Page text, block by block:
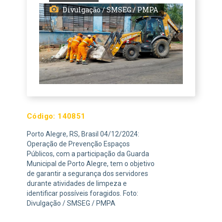
Divulgação / SMSEG / PMPA
Código: 140851
Porto Alegre, RS, Brasil 04/12/2024:
Operação de Prevenção Espaços
Públicos, com a participação da Guarda
Municipal de Porto Alegre, tem o objetivo
de garantir a segurança dos servidores
durante atividades de limpeza e
identificar possíveis foragidos. Foto:
Divulgação / SMSEG / PMPA